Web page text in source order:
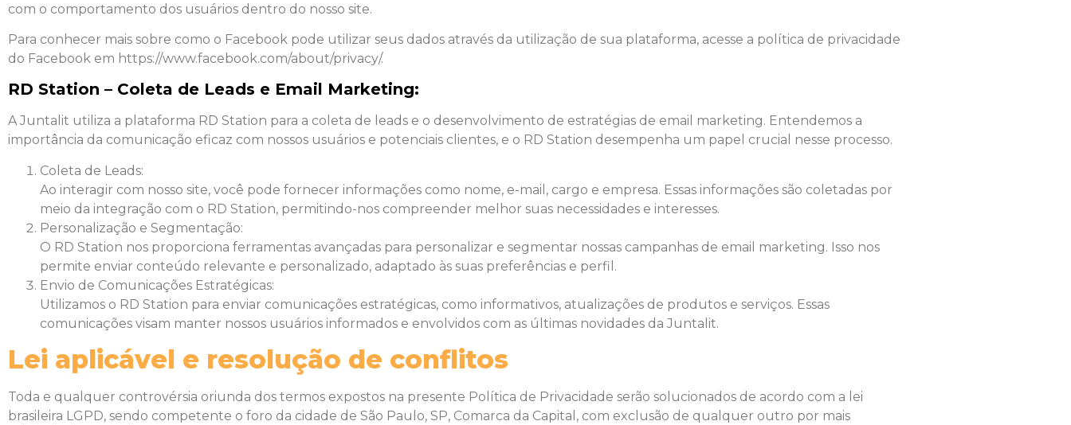
com o comportamento dos usuários dentro do nosso site.
Para conhecer mais sobre como o Facebook pode utilizar seus dados através da utilização de sua plataforma, acesse a política de privacidade
do Facebook em https://www.facebook.com/about/privacy/.
RD Station – Coleta de Leads e Email Marketing:
A Juntalit utiliza a plataforma RD Station para a coleta de leads e o desenvolvimento de estratégias de email marketing. Entendemos a
importância da comunicação eficaz com nossos usuários e potenciais clientes, e o RD Station desempenha um papel crucial nesse processo.
Coleta de Leads:
Ao interagir com nosso site, você pode fornecer informações como nome, e-mail, cargo e empresa. Essas informações são coletadas por
meio da integração com o RD Station, permitindo-nos compreender melhor suas necessidades e interesses.
Personalização e Segmentação:
O RD Station nos proporciona ferramentas avançadas para personalizar e segmentar nossas campanhas de email marketing. Isso nos
permite enviar conteúdo relevante e personalizado, adaptado às suas preferências e perfil.
Envio de Comunicações Estratégicas:
Utilizamos o RD Station para enviar comunicações estratégicas, como informativos, atualizações de produtos e serviços. Essas
comunicações visam manter nossos usuários informados e envolvidos com as últimas novidades da Juntalit.
Lei aplicável e resolução de conflitos
Toda e qualquer controvérsia oriunda dos termos expostos na presente Política de Privacidade serão solucionados de acordo com a lei
brasileira LGPD, sendo competente o foro da cidade de São Paulo, SP, Comarca da Capital, com exclusão de qualquer outro por mais